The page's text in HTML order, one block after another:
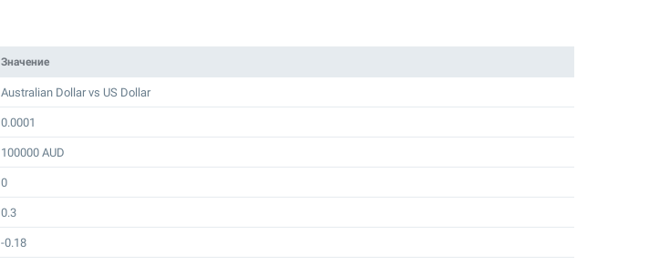
Значение
Australian Dollar vs US Dollar
0.0001
100000 AUD
0
0.3
-0.18